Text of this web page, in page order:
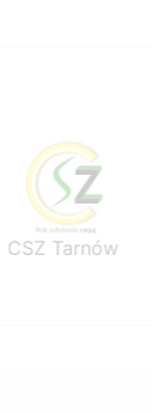
CSZ Tarnów